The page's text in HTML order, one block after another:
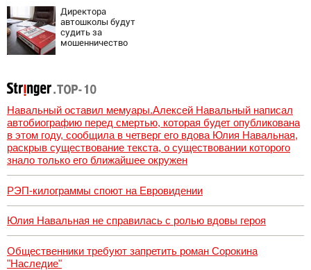
60 тыс. жителей
ПМР
Директора
автошколы будут
судить за
мошенничество
Навальный оставил мемуары.Алексей Навальный написал
автобиографию перед смертью, которая будет опубликована
в этом году, сообщила в четверг его вдова Юлия Навальная,
раскрыв существование текста, о существовании которого
знало только его ближайшее окружен
РЭП-килограммы споют на Евровидении
Юлия Навальная не справилась с ролью вдовы героя
Общественники требуют запретить роман Сорокина
"Наследие"